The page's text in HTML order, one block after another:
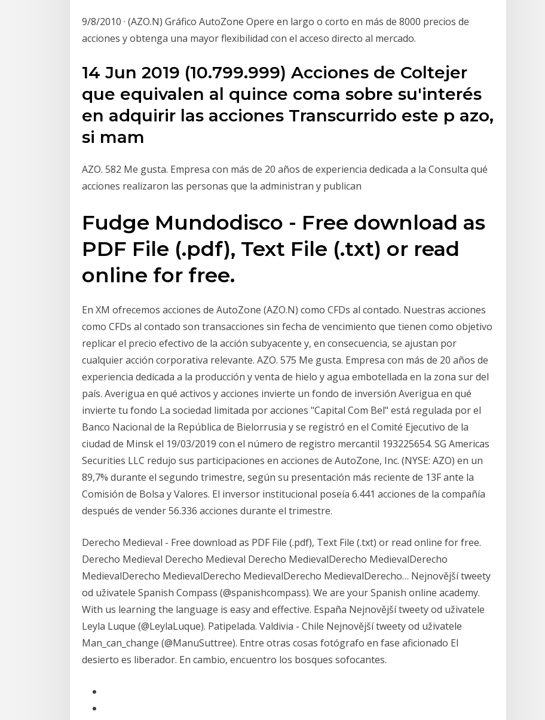
9/8/2010 · (AZO.N) Gráfico AutoZone Opere en largo o corto en más de 8000 precios de
acciones y obtenga una mayor flexibilidad con el acceso directo al mercado.
14 Jun 2019 (10.799.999) Acciones de Coltejer
que equivalen al quince coma sobre su'interés
en adquirir las acciones Transcurrido este p azo,
si mam
AZO. 582 Me gusta. Empresa con más de 20 años de experiencia dedicada a la Consulta qué
acciones realizaron las personas que la administran y publican
Fudge Mundodisco - Free download as
PDF File (.pdf), Text File (.txt) or read
online for free.
En XM ofrecemos acciones de AutoZone (AZO.N) como CFDs al contado. Nuestras acciones
como CFDs al contado son transacciones sin fecha de vencimiento que tienen como objetivo
replicar el precio efectivo de la acción subyacente y, en consecuencia, se ajustan por
cualquier acción corporativa relevante. AZO. 575 Me gusta. Empresa con más de 20 años de
experiencia dedicada a la producción y venta de hielo y agua embotellada en la zona sur del
país. Averigua en qué activos y acciones invierte un fondo de inversión Averigua en qué
invierte tu fondo La sociedad limitada por acciones "Capital Com Bel" está regulada por el
Banco Nacional de la República de Bielorrusia y se registró en el Comité Ejecutivo de la
ciudad de Minsk el 19/03/2019 con el número de registro mercantil 193225654. SG Americas
Securities LLC redujo sus participaciones en acciones de AutoZone, Inc. (NYSE: AZO) en un
89,7% durante el segundo trimestre, según su presentación más reciente de 13F ante la
Comisión de Bolsa y Valores. El inversor institucional poseía 6.441 acciones de la compañía
después de vender 56.336 acciones durante el trimestre.
Derecho Medieval - Free download as PDF File (.pdf), Text File (.txt) or read online for free.
Derecho Medieval Derecho Medieval Derecho MedievalDerecho MedievalDerecho
MedievalDerecho MedievalDerecho MedievalDerecho MedievalDerecho… Nejnovější tweety
od uživatele Spanish Compass (@spanishcompass). We are your Spanish online academy.
With us learning the language is easy and effective. España Nejnovější tweety od uživatele
Leyla Luque (@LeylaLuque). Patipelada. Valdivia - Chile Nejnovější tweety od uživatele
Man_can_change (@ManuSuttree). Entre otras cosas fotógrafo en fase aficionado El
desierto es liberador. En cambio, encuentro los bosques sofocantes.